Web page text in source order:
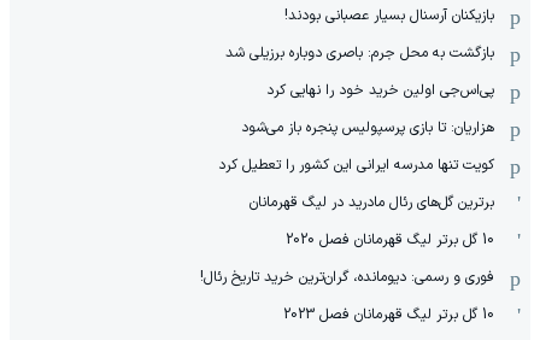
بازیکنان آرسنال بسیار عصبانی بودند!
بازگشت به محل جرم: باصری دوباره برزیلی شد
پی‌اس‌جی اولین خرید خود را نهایی کرد
هزاریان: تا بازی پرسپولیس پنجره باز می‌شود
کویت تنها مدرسه ایرانی این کشور را تعطیل کرد
برترین گل‌های رئال مادرید در لیگ قهرمانان
10 گل برتر لیگ قهرمانان فصل 2020
فوری و رسمی: دیومانده، گران‌ترین خرید تاریخ رئال!
10 گل برتر لیگ قهرمانان فصل 2023